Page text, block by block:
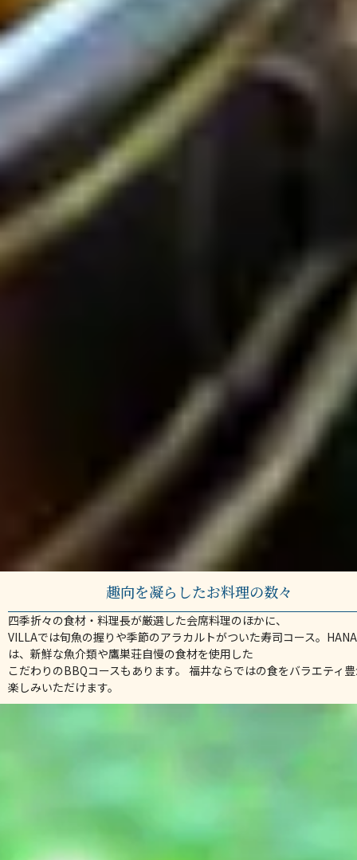
趣向を凝らしたお料理の数々
四季折々の食材・料理長が厳選した会席料理のほかに、
VILLAでは旬魚の握りや季節のアラカルトがついた寿司コース。
は、新鮮な魚介類や鷹巣荘自慢の食材を使用した
こだわりのBBQコースもあります。 福井ならではの食をバラエティ
楽しみいただけます。